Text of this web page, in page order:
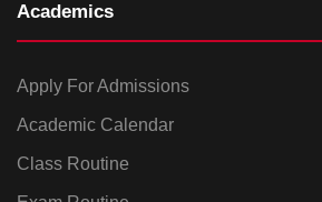
Academics
Apply For Admissions
Academic Calendar
Class Routine